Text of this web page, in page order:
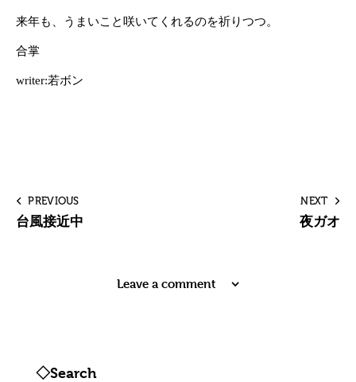
来年も、うまいこと咲いてくれるのを祈りつつ。
合掌
writer:若ボン
PREVIOUS
台風接近中
NEXT
夜ガオ
Leave a comment
◇Search